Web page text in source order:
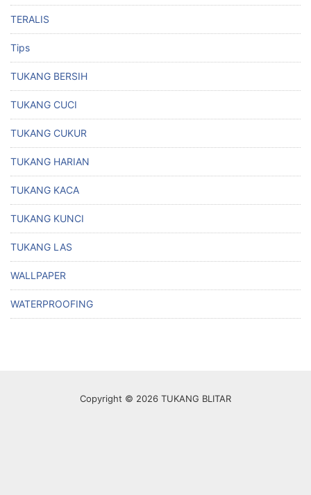
TERALIS
Tips
TUKANG BERSIH
TUKANG CUCI
TUKANG CUKUR
TUKANG HARIAN
TUKANG KACA
TUKANG KUNCI
TUKANG LAS
WALLPAPER
WATERPROOFING
Copyright © 2026 TUKANG BLITAR